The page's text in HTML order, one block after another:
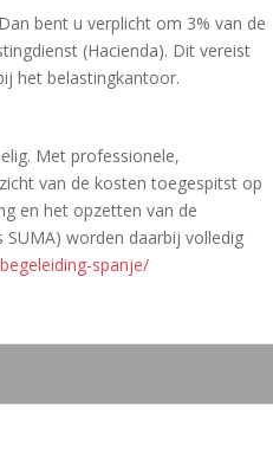
bent u verplicht om 3% van de
(Hacienda). Dit vereist
het belastingkantoor.
Met professionele,
van de kosten toegespitst op
en het opzetten van de
SUMA) worden daarbij volledig
spanje/